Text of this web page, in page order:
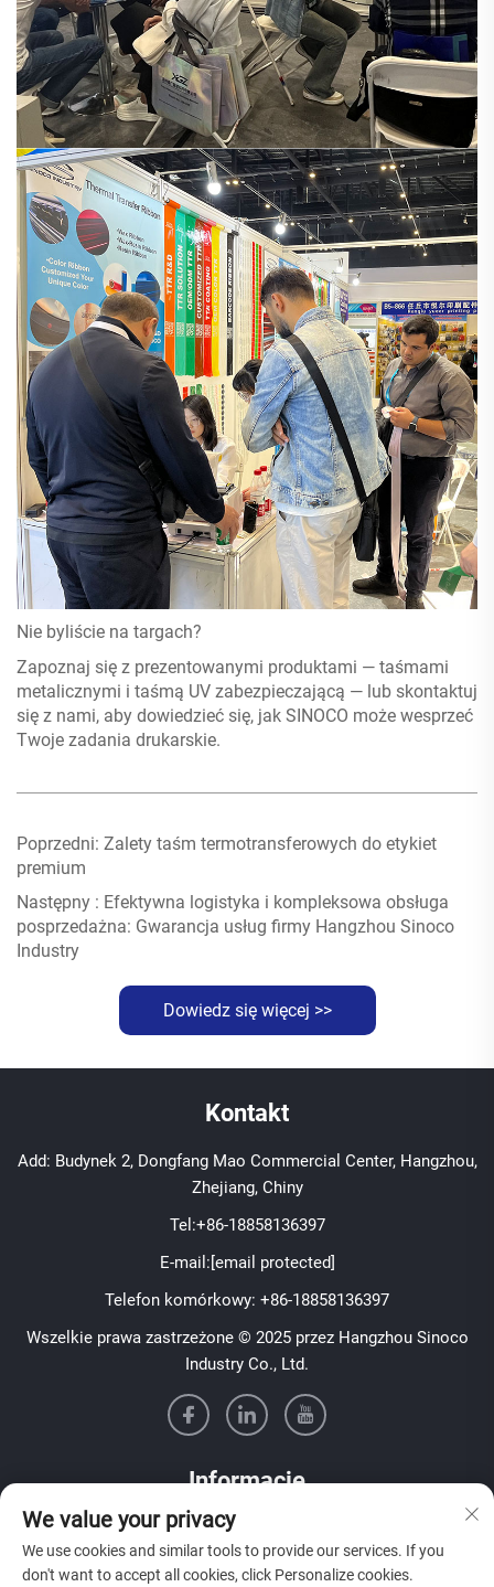
Nie byliście na targach?
Zapoznaj się z prezentowanymi produktami — taśmami
metalicznymi i taśmą UV zabezpieczającą — lub skontaktuj
się z nami, aby dowiedzieć się, jak SINOCO może wesprzeć
Twoje zadania drukarskie.
Poprzedni: Zalety taśm termotransferowych do etykiet
premium
Następny : Efektywna logistyka i kompleksowa obsługa
posprzedażna: Gwarancja usług firmy Hangzhou Sinoco
Industry
Dowiedz się więcej >>
Kontakt
Add: Budynek 2, Dongfang Mao Commercial Center, Hangzhou,
Zhejiang, Chiny
Tel:+86-18858136397
E-mail:[email protected]
Telefon komórkowy: +86-18858136397
Wszelkie prawa zastrzeżone © 2025 przez Hangzhou Sinoco
Industry Co., Ltd.
Informacje
Zapisz się, aby otrzymywać nasz tygodniowy biuletyn
We value your privacy
We use cookies and similar tools to provide our services. If you
don't want to accept all cookies, click Personalize cookies.